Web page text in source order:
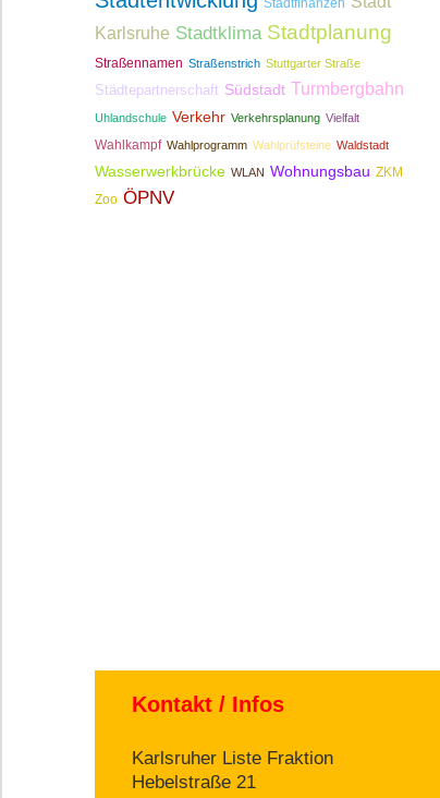
Stadtfinanzen
Karlsruhe Stadtklima Stadtplanung
Straßennamen Straßenstrich Stuttgarter Straße
Städtepartnerschaft Südstadt Turmbergbahn
Uhlandschule Verkehr Verkehrsplanung Vielfalt
Wahlkampf Wahlprogramm Wahlprüfsteine Waldstadt
Wasserwerkbrücke WLAN Wohnungsbau ZKM
Zoo ÖPNV
Kontakt / Infos
Karlsruher Liste Fraktion
Hebelstraße 21